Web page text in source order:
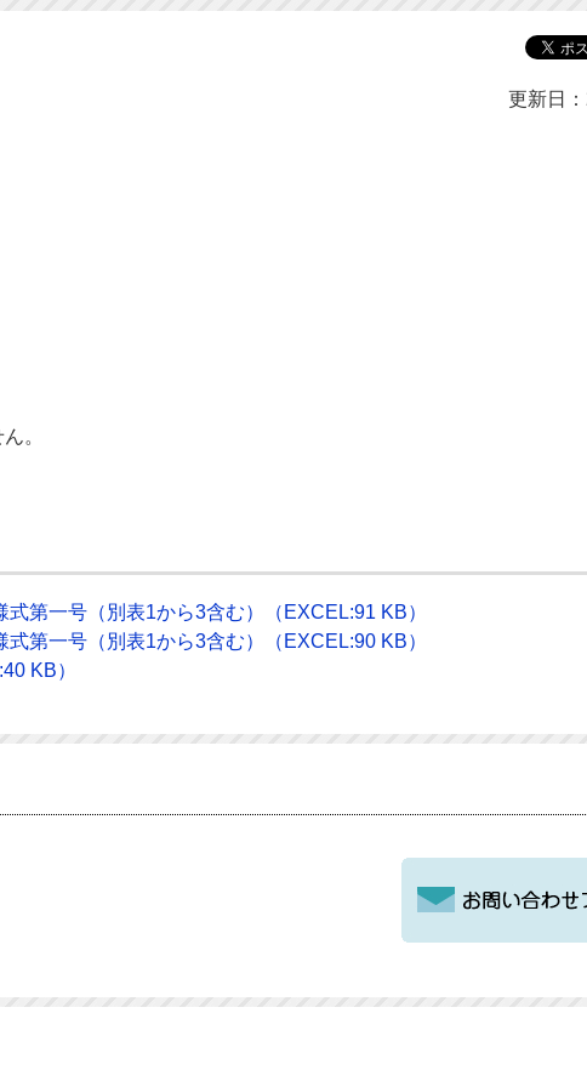
更新日
。
第一号（別表1から3含む）（EXCEL:91 KB）
第一号（別表1から3含む）（EXCEL:90 KB）
KB）